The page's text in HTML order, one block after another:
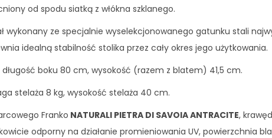
od spodu siatką z włókna szklanego.
wykonany ze specjalnie wyselekcjonowanego gatunku stali
idealną stabilność stolika przez cały okres jego użytkowania.
długość boku 80 cm, wysokość (razem z blatem) 41,5 cm.
stelaża 8 kg, wysokość stelaża 40 cm.
Franko NATURALI PIETRA DI SAVOIA ANTRACITE,
odporny na działanie promieniowania UV, powierzchnia